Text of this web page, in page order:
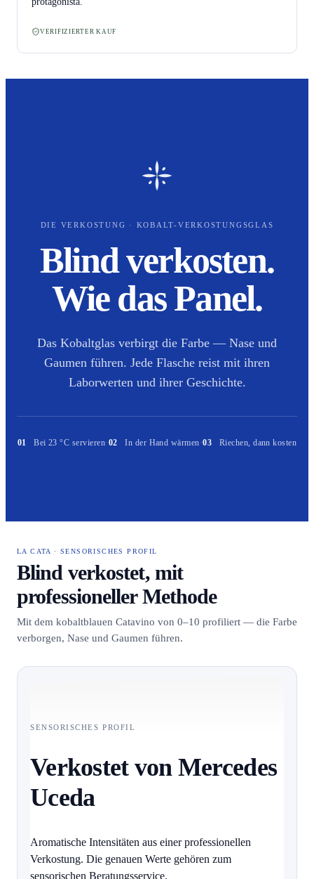
VERIFIZIERTER KAUF
DIE VERKOSTUNG · KOBALT-VERKOSTUNGSGLAS
Blind verkosten.
Wie das Panel.
Das Kobaltglas verbirgt die Farbe — Nase und
Gaumen führen. Jede Flasche reist mit ihren
Laborwerten und ihrer Geschichte.
01 Bei 23 °C servieren·02 In der Hand wärmen·03 Riechen, dann kosten
LA CATA · SENSORISCHES PROFIL
Blind verkostet, mit
professioneller Methode
Mit dem kobaltblauen Catavino von 0–10 profiliert — die Farbe
verborgen, Nase und Gaumen führen.
SENSORISCHES PROFIL
Verkostet von Mercedes
Uceda
Aromatische Intensitäten aus einer professionellen
Verkostung. Die genauen Werte gehören zum
sensorischen Beratungsservice.